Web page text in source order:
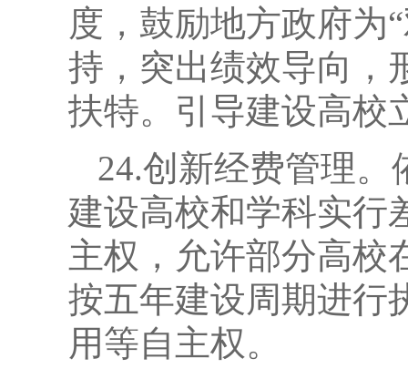
度，鼓励地方政府为
持，突出绩效导向，
扶特。引导建设高校
24.创新经费管理
建设高校和学科实行
主权，允许部分高校
按五年建设周期进行
用等自主权。